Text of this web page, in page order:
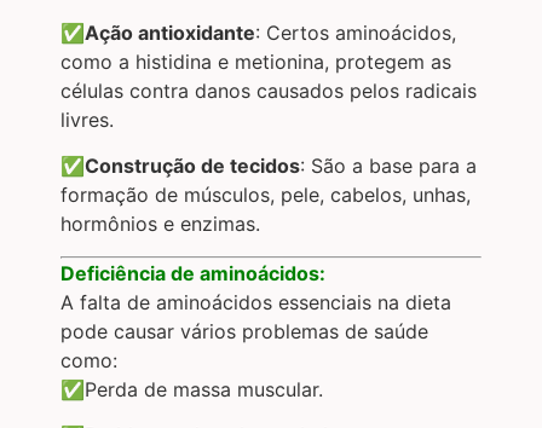
✅Ação antioxidante: Certos aminoácidos,
como a histidina e metionina, protegem as
células contra danos causados pelos radicais
livres.
✅Construção de tecidos: São a base para a
formação de músculos, pele, cabelos, unhas,
hormônios e enzimas.
Deficiência de aminoácidos:
A falta de aminoácidos essenciais na dieta
pode causar vários problemas de saúde
como:
✅Perda de massa muscular.